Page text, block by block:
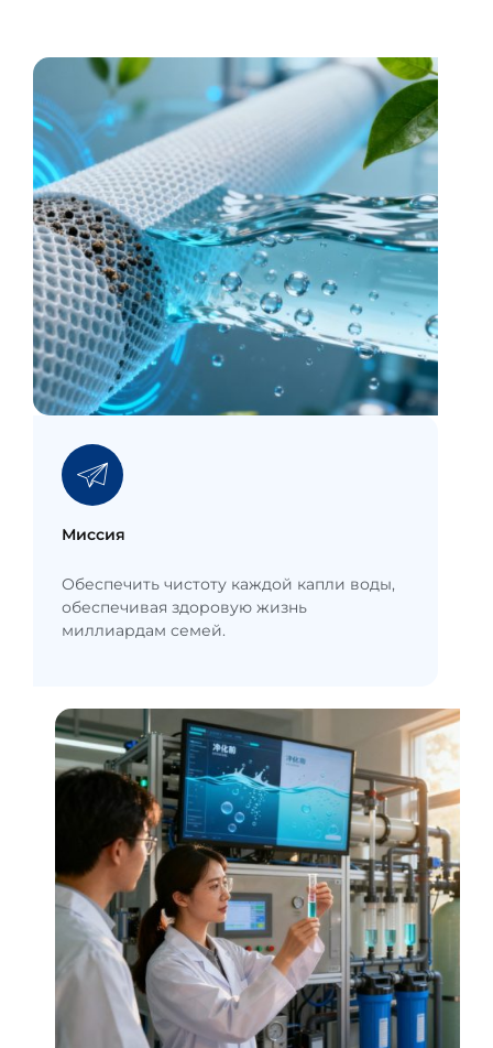
Миссия
Обеспечить чистоту каждой капли воды,
обеспечивая здоровую жизнь
миллиардам семей.